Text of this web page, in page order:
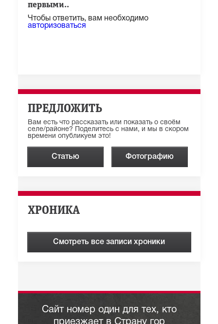
первыми..
Чтобы ответить, вам необходимо
авторизоваться
ПРЕДЛОЖИТЬ
Вам есть что рассказать или показать о своём
селе/районе? Поделитесь с нами, и мы в скором
времени опубликуем это!
Статью Фотографию
ХРОНИКА
Смотреть все записи хроники
Сайт номер один для тех, кто
приезжает в Страну гор